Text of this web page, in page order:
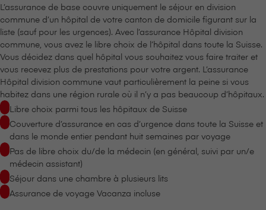
L’assurance de base couvre uniquement le séjour en division
commune d’un hôpital de votre canton de domicile figurant sur la
liste (sauf pour les urgences). Avec l’assurance Hôpital division
commune, vous avez le libre choix de l’hôpital dans toute la Suisse.
Vous décidez dans quel hôpital vous souhaitez vous faire traiter et
vous recevez plus de prestations pour votre argent. L’assurance
Hôpital division commune vaut particulièrement la peine si vous
habitez dans une région rurale où il n’y a pas beaucoup d’hôpitaux.
Libre choix parmi tous les hôpitaux de Suisse
Couverture d’assurance en cas d’urgence dans toute la Suisse et
dans le monde entier pendant huit semaines par voyage
Pas de libre choix du/de la médecin (en général, suivi par un/e
médecin assistant)
Séjour dans une chambre à plusieurs lits
Assurance de voyage Vacanza incluse